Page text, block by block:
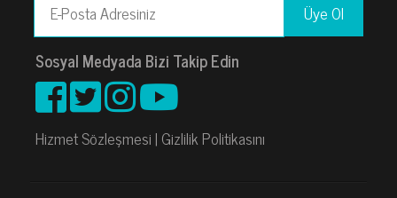
Sosyal Medyada Bizi Takip Edin
Hizmet Sözleşmesi | Gizlilik Politikasını